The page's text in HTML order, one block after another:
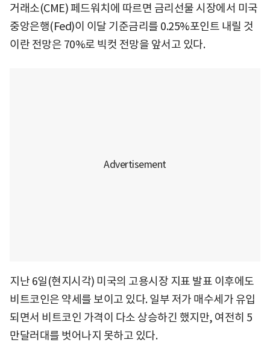
거래소(CME) 페드워치에 따르면 금리선물 시장에서 미국
중앙은행(Fed)이 이달 기준금리를 0.25%포인트 내릴 것
이란 전망은 70%로 빅컷 전망을 앞서고 있다.
지난 6일(현지시각) 미국의 고용시장 지표 발표 이후에도
비트코인은 약세를 보이고 있다. 일부 저가 매수세가 유입
되면서 비트코인 가격이 다소 상승하긴 했지만, 여전히 5
만달러대를 벗어나지 못하고 있다.